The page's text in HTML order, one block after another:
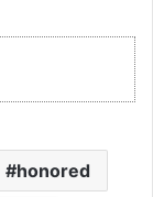
honored